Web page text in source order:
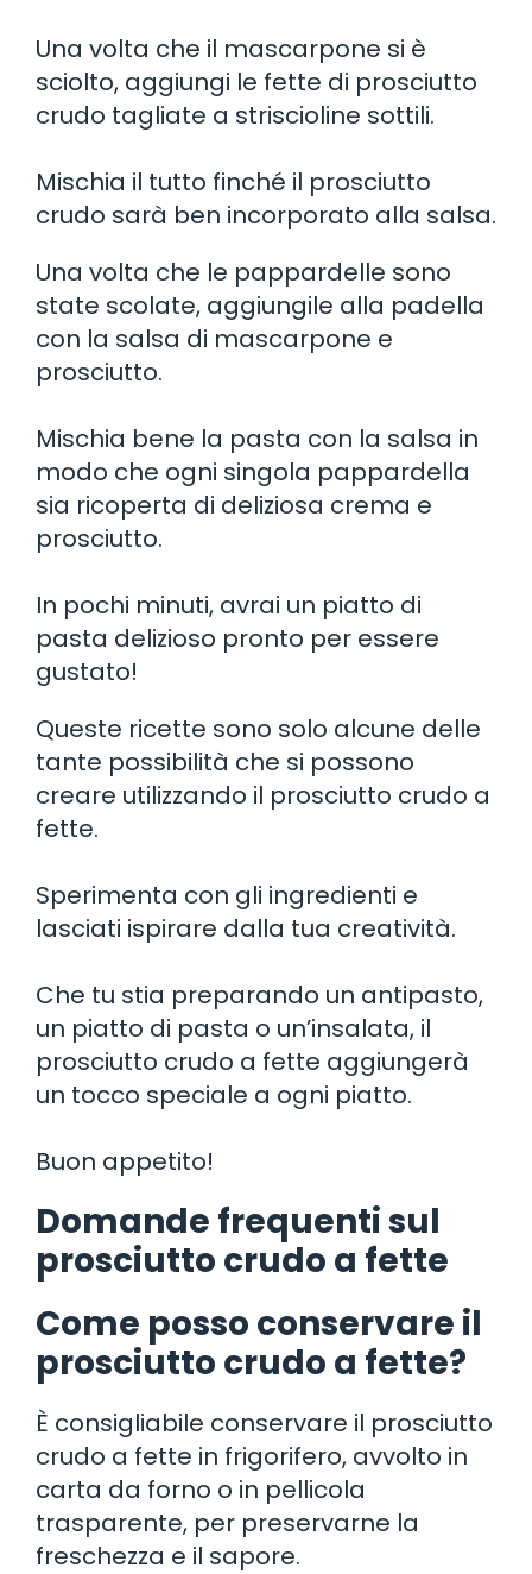
Una volta che il mascarpone si è
sciolto, aggiungi le fette di prosciutto
crudo tagliate a striscioline sottili.
Mischia il tutto finché il prosciutto
crudo sarà ben incorporato alla salsa.
Una volta che le pappardelle sono
state scolate, aggiungile alla padella
con la salsa di mascarpone e
prosciutto.
Mischia bene la pasta con la salsa in
modo che ogni singola pappardella
sia ricoperta di deliziosa crema e
prosciutto.
In pochi minuti, avrai un piatto di
pasta delizioso pronto per essere
gustato!
Queste ricette sono solo alcune delle
tante possibilità che si possono
creare utilizzando il prosciutto crudo a
fette.
Sperimenta con gli ingredienti e
lasciati ispirare dalla tua creatività.
Che tu stia preparando un antipasto,
un piatto di pasta o un’insalata, il
prosciutto crudo a fette aggiungerà
un tocco speciale a ogni piatto.
Buon appetito!
Domande frequenti sul
prosciutto crudo a fette
Come posso conservare il
prosciutto crudo a fette?
È consigliabile conservare il prosciutto
crudo a fette in frigorifero, avvolto in
carta da forno o in pellicola
trasparente, per preservarne la
freschezza e il sapore.